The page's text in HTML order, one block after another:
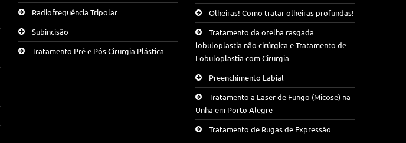
Radiofrequência Tripolar
Subincisão
Tratamento Pré e Pós Cirurgia Plástica
Olheiras! Como tratar olheiras profundas!
Tratamento da orelha rasgada
lobuloplastia não cirúrgica e Tratamento de
Lobuloplastia com Cirurgia
Preenchimento Labial
Tratamento a Laser de Fungo (Micose) na
Unha em Porto Alegre
Tratamento de Rugas de Expressão